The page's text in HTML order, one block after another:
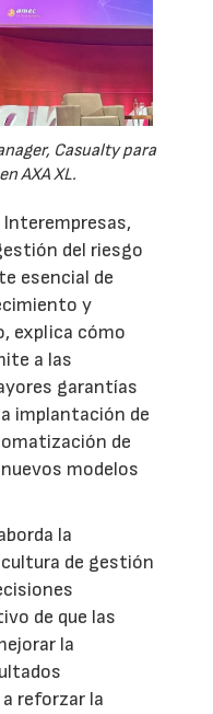
Casualty para
AXA XL.
del riesgo
esencial de
y
explica cómo
a las
garantías
implantación de
de
modelos
la
de gestión
de que las
la
reforzar la